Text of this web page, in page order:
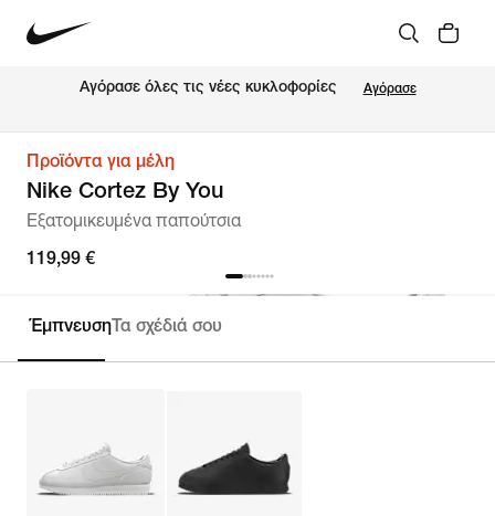
Αγόρασε όλες τις νέες κυκλοφορίες Αγόρασε
Προϊόντα για μέλη
Nike Cortez By You
Εξατομικευμένα παπούτσια
119,99 €
Εξατομίκευση
ΈμπνευσηΤα σχέδιά σου